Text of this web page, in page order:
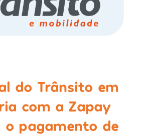
do Trânsito em
com a Zapay
pagamento de